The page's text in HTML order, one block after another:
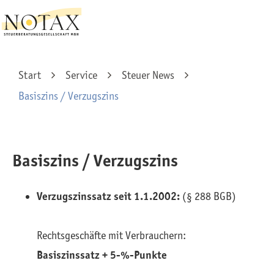
Start Service
Steuer News
Basiszins / Verzugszins
Basiszins / Verzugszins
Verzugszinssatz seit 1.1.2002: (§ 288 BGB)
Rechtsgeschäfte mit Verbrauchern:
Basiszinssatz + 5-%-Punkte